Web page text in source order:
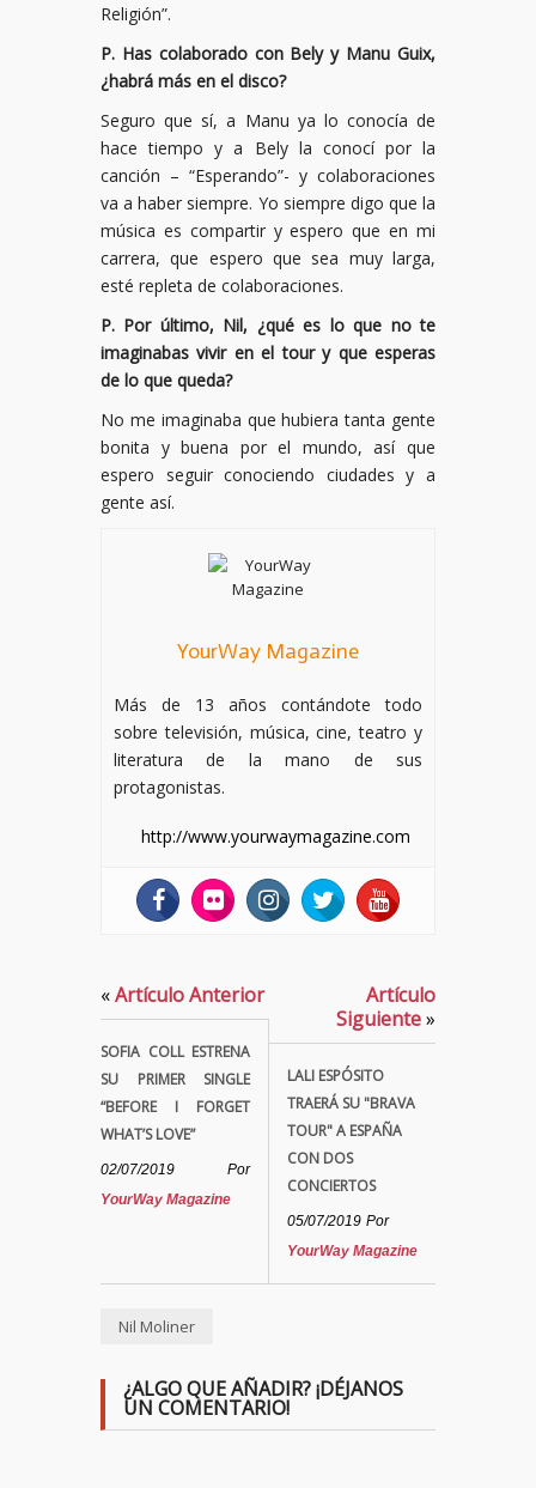
Religión”.
P. Has colaborado con Bely y Manu Guix,
¿habrá más en el disco?
Seguro que sí, a Manu ya lo conocía de
hace tiempo y a Bely la conocí por la
canción – “Esperando”- y colaboraciones
va a haber siempre. Yo siempre digo que la
música es compartir y espero que en mi
carrera, que espero que sea muy larga,
esté repleta de colaboraciones.
P. Por último, Nil, ¿qué es lo que no te
imaginabas vivir en el tour y que esperas
de lo que queda?
No me imaginaba que hubiera tanta gente
bonita y buena por el mundo, así que
espero seguir conociendo ciudades y a
gente así.
YourWay Magazine
Más de 13 años contándote todo
sobre televisión, música, cine, teatro y
literatura de la mano de sus
protagonistas.
http://www.yourwaymagazine.com
«Artículo Anterior
SOFIA COLL ESTRENA
SU PRIMER SINGLE
“BEFORE I FORGET
WHAT’S LOVE”
02/07/2019
Por
YourWay Magazine
Artículo
Siguiente»
LALI ESPÓSITO
TRAERÁ SU "BRAVA
TOUR" A ESPAÑA
CON DOS
CONCIERTOS
05/07/2019 Por
YourWay Magazine
Nil Moliner
¿ALGO QUE AÑADIR? ¡DÉJANOS
UN COMENTARIO!